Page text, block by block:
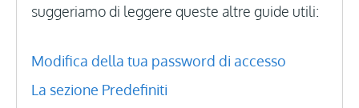
suggeriamo di leggere queste altre guide utili:
Modifica della tua password di accesso
La sezione Predefiniti